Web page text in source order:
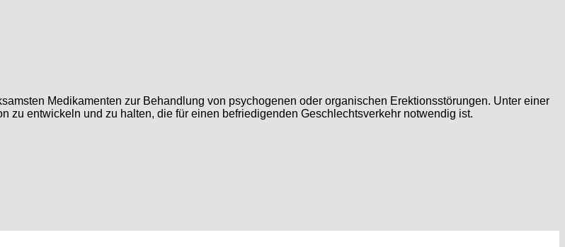
Medikamenten zur Behandlung von psychogenen oder organischen Erektionsstörungen. Unter einer
zu entwickeln und zu halten, die für einen befriedigenden Geschlechtsverkehr notwendig ist.